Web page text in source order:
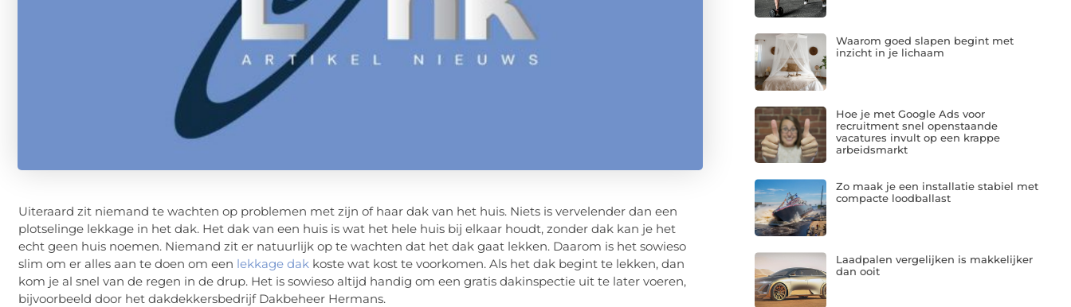
Uiteraard zit niemand te wachten op problemen met zijn of haar dak van het huis. Niets is vervelender dan een
plotselinge lekkage in het dak. Het dak van een huis is wat het hele huis bij elkaar houdt, zonder dak kan je het
echt geen huis noemen. Niemand zit er natuurlijk op te wachten dat het dak gaat lekken. Daarom is het sowieso
slim om er alles aan te doen om een lekkage dak koste wat kost te voorkomen. Als het dak begint te lekken, dan
kom je al snel van de regen in de drup. Het is sowieso altijd handig om een gratis dakinspectie uit te later voeren,
bijvoorbeeld door het dakdekkersbedrijf Dakbeheer Hermans.
Waarom goed slapen begint met
inzicht in je lichaam
Hoe je met Google Ads voor
recruitment snel openstaande
vacatures invult op een krappe
arbeidsmarkt
Zo maak je een installatie stabiel met
compacte loodballast
Laadpalen vergelijken is makkelijker
dan ooit